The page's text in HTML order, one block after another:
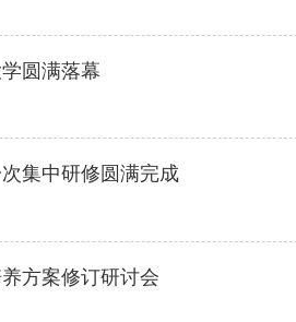
圆满落幕
集中研修圆满完成
方案修订研讨会